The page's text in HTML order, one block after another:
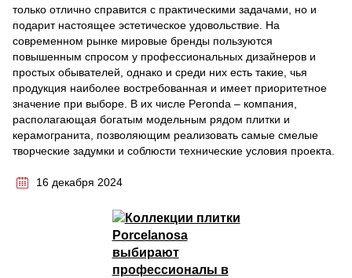
только отлично справится с практическими задачами, но и
подарит настоящее эстетическое удовольствие. На
современном рынке мировые бренды пользуются
повышенным спросом у профессиональных дизайнеров и
простых обывателей, однако и среди них есть такие, чья
продукция наиболее востребованная и имеет приоритетное
значение при выборе. В их числе Peronda – компания,
располагающая богатым модельным рядом плитки и
керамогранита, позволяющим реализовать самые смелые
творческие задумки и соблюсти технические условия проекта.
16 декабря 2024